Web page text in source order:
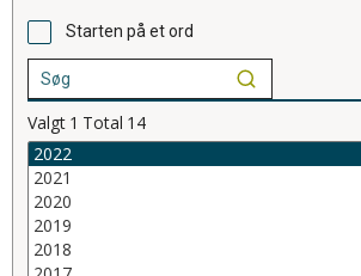
Starten på et ord
Valgt 1 Total 14